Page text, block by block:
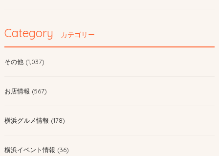
Category カテゴリー
その他 (1,037)
お店情報 (567)
横浜グルメ情報 (178)
横浜イベント情報 (36)